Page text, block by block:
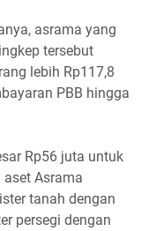
asrama yang
tersebut
lebih Rp117,8
PBB hingga
Rp56 juta untuk
Asrama
tanah dengan
persegi dengan